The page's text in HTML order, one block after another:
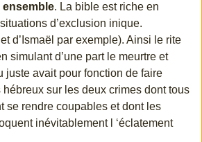
. La bible est riche en
d’exclusion inique.
d’Ismaël par exemple). Ainsi le rite
simulant d’une part le meurtre et
juste avait pour fonction de faire
sur les deux crimes dont tous
se rendre coupables et dont les
inévitablement l ‘éclatement